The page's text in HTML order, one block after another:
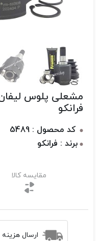
فرانکو
کد محصول : 5489
برند : فرانکو
مقایسه کالا
ارسال هزینه